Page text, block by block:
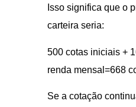
Isso significa que o
carteira seria:
500 cotas iniciais +
renda mensal=668
Se a cotação